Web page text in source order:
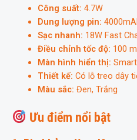
Công suất: 4.7W
Dung lượng pin:
Sạc nhanh: 18W Fast
Điều chỉnh tốc độ: 100
Màn hình hiển thị:
Thiết kế: Có lỗ treo dây
Màu sắc: Đen, Trắng
Ưu điểm nổi bật